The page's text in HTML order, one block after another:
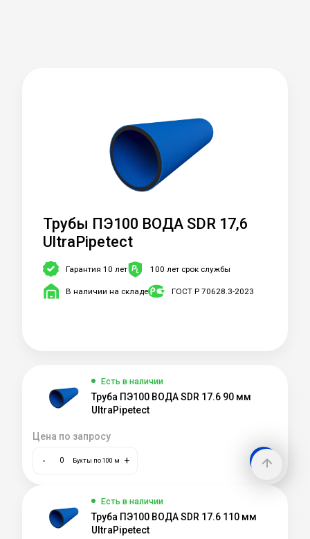
Трубы ПЭ100 ВОДА SDR 17,6
UltraPipetect
Гарантия 10 лет 100 лет срок службы
В наличии на складе ГОСТ Р 70628.3-2023
Есть в наличии
Труба ПЭ100 ВОДА SDR 17.6 90 мм
UltraPipetect
Цена по запросу
- Бухты по 100 м +
Есть в наличии
Труба ПЭ100 ВОДА SDR 17.6 110 мм
UltraPipetect